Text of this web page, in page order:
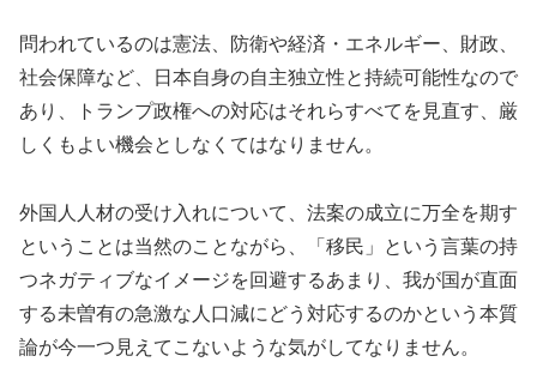
問われているのは憲法、防衛や経済・エネルギー、財政、
社会保障など、日本自身の自主独立性と持続可能性なので
あり、トランプ政権への対応はそれらすべてを見直す、厳
しくもよい機会としなくてはなりません。
外国人人材の受け入れについて、法案の成立に万全を期す
ということは当然のことながら、「移民」という言葉の持
つネガティブなイメージを回避するあまり、我が国が直面
する未曽有の急激な人口減にどう対応するのかという本質
論が今一つ見えてこないような気がしてなりません。